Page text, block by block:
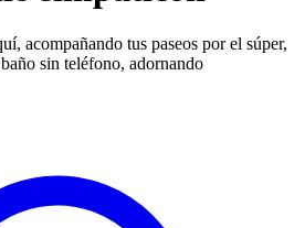
acompañando tus paseos por el súper,
sin teléfono, adornando